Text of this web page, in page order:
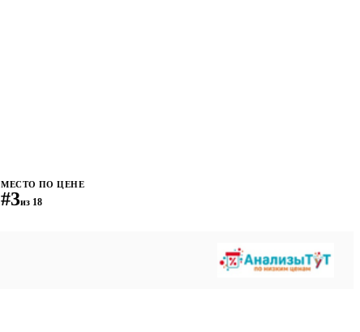
МЕСТО ПО ЦЕНЕ
#3из 18